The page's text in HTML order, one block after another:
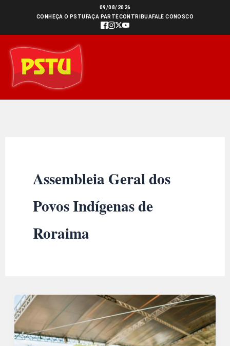
conteúdo
09/08/2026
CONHEÇA O PSTU FAÇA PARTECONTRIBUAFALE CONOSCO
Assembleia Geral dos
Povos Indígenas de
Roraima